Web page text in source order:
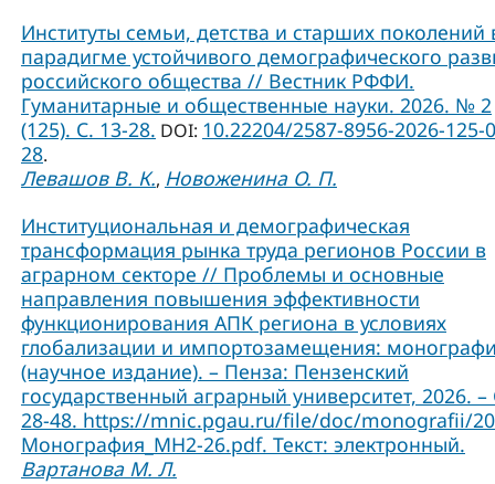
Институты семьи, детства и старших поколений
парадигме устойчивого демографического
российского общества // Вестник РФФИ.
Гуманитарные и общественные науки. 2026. № 2
(125). С. 13-28. DOI: 10.22204/2587-8956-2026-125-
28.
Левашов В. К., Новоженина О. П.
Институциональная и демографическая
трансформация рынка труда регионов России в
аграрном секторе // Проблемы и основные
направления повышения эффективности
функционирования АПК региона в условиях
глобализации и импортозамещения:
(научное издание). – Пенза: Пензенский
государственный аграрный университет, 2026. –
28-48. https://mnic.pgau.ru/file/doc/monografii/
Монография_МН2-26.pdf. Текст: электронный.
Вартанова М. Л.